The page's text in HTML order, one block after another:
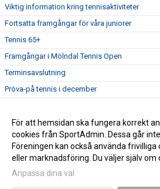
Viktig information kring tennisaktiviteter
Fortsatta framgångar för våra juniorer
Tennis 65+
Framgångar i Mölndal Tennis Open
Terminsavslutning
Pröva-på tennis i december
Enklare betalningssystem införs
Välkommen till vår nya hemsida!
För att hemsidan ska fungera korrekt
cookies från SportAdmin. Dessa går
Föreningen kan också använda
eller marknadsföring. Du väljer själv om
Anpassa dina val